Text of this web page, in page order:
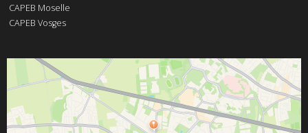
CAPEB Moselle
CAPEB Vosges